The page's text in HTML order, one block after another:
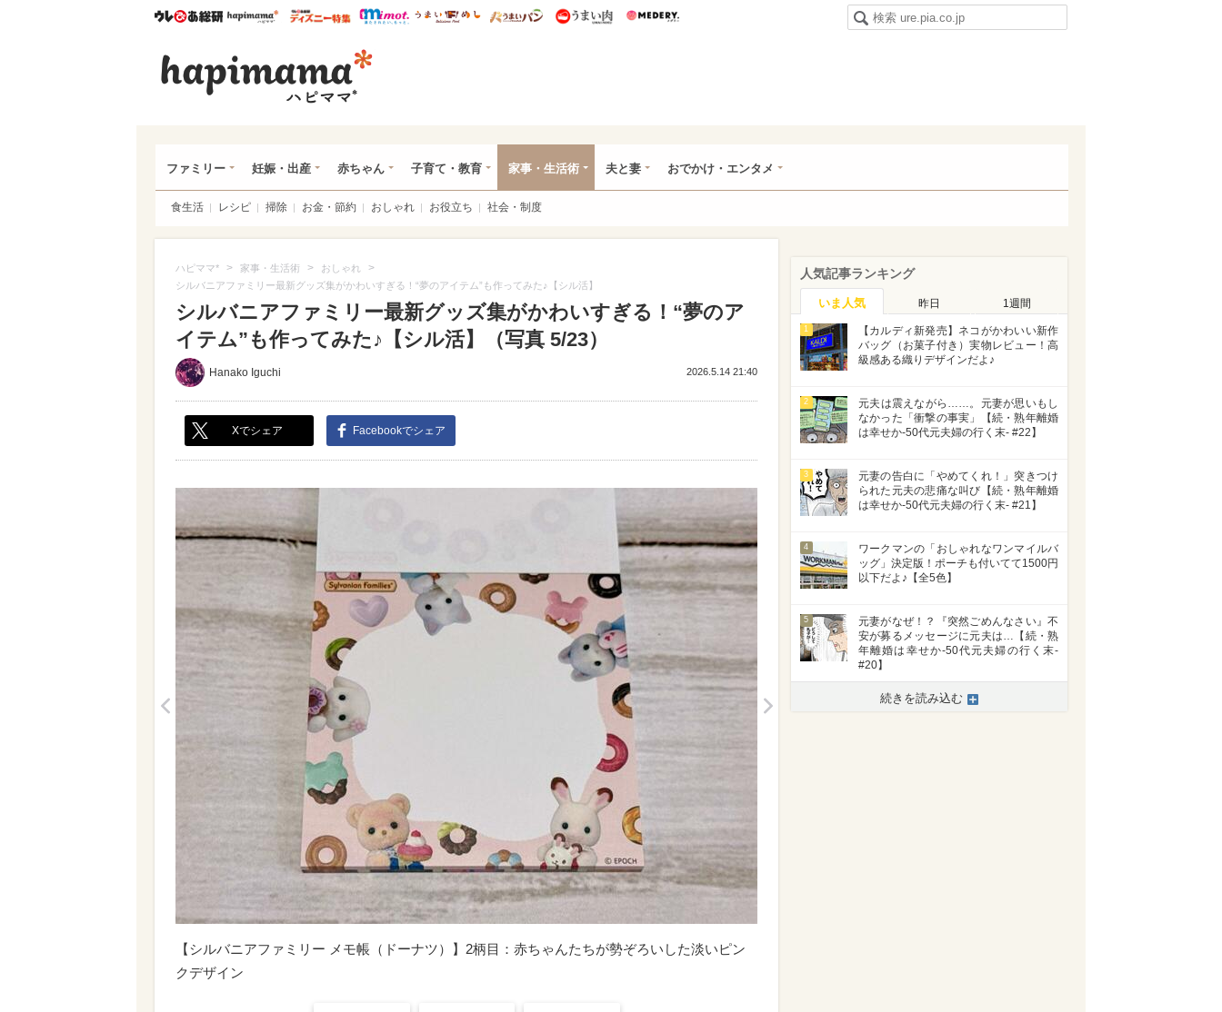
ウレぴあ総研ハピママ* ウレぴあ総研 ディズニー特集
mimot. うまいめし うまいパン うまい肉
ファミリー 妊娠・出産 赤ちゃん 子育て・教育 家事・生活術 夫と妻 おでかけ・エンタメ
食生活 レシピ 掃除 お金・節約 おしゃれ お役立ち 社会・制度
ハピママ* > 家事・生活術 > おしゃれ >
シルバニアファミリー最新グッズ集がかわいすぎる！“夢のアイテム”も作ってみた♪【シル活】
シルバニアファミリー最新グッズ集がかわいすぎる！“夢のア
イテム”も作ってみた♪【シル活】（写真 5/23）
Hanako Iguchi 2026.5.14 21:40
Xでシェア Facebookでシェア
【シルバニアファミリー メモ帳（ドーナツ）】2柄目：赤ちゃんたちが勢ぞろいした淡いピン
クデザイン
人気記事ランキング
いま人気 昨日 1週間
1
【カルディ新発売】ネコがかわいい新作
バッグ（お菓子付き）実物レビュー！高
級感ある織りデザインだよ♪
2
元夫は震えながら……。元妻が思いもし
なかった「衝撃の事実」【続・熟年離婚
は幸せか-50代元夫婦の行く末- #22】
3
元妻の告白に「やめてくれ！」突きつけ
られた元夫の悲痛な叫び【続・熟年離婚
は幸せか-50代元夫婦の行く末- #21】
4
ワークマンの「おしゃれなワンマイルバ
ッグ」決定版！ポーチも付いてて1500円
以下だよ♪【全5色】
5
元妻がなぜ！？『突然ごめんなさい』不
安が募るメッセージに元夫は…【続・熟
年離婚は幸せか-50代元夫婦の行く末-
#20】
続きを読み込む